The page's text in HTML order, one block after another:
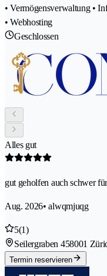
• Vermögensverwaltung •
• Webhosting
Geschlossen
Alles gut
gut geholfen auch schwer
Aug. 2026• alwqmjuqg
5(1)
Seilergraben 458001
Termin reservieren